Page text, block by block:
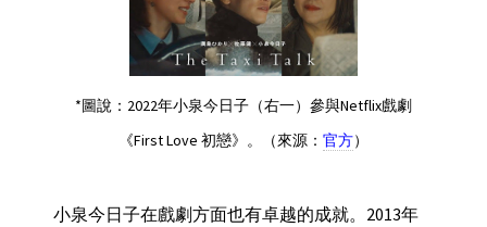
*圖說：2022年小泉今日子（右一）參與Netflix戲劇
《First Love 初戀》。（來源： 官方）
小泉今日子在戲劇方面也有卓越的成就。2013年